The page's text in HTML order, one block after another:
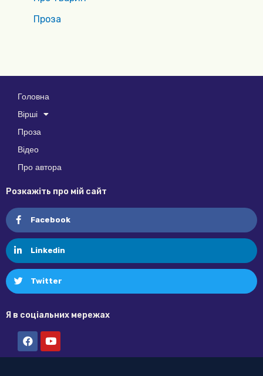
Проза
Головна
Вірші
Проза
Відео
Про автора
Розкажіть про мій сайт
Facebook
Linkedin
Twitter
Я в соціальних мережах